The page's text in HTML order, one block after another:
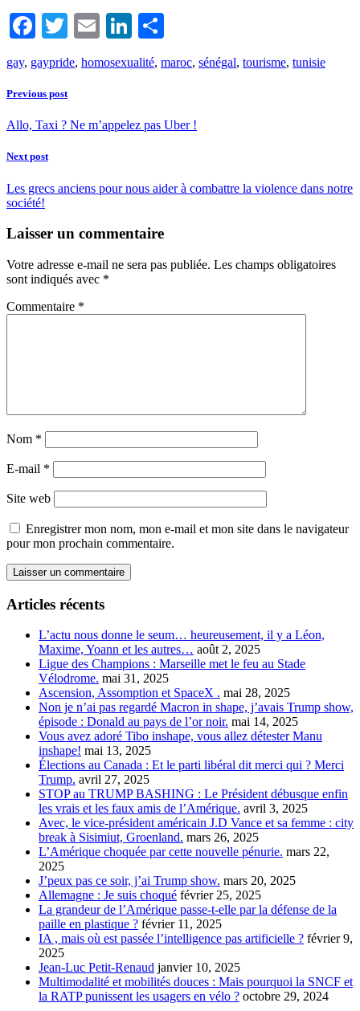
Facebook
TwitterEmailLinkedIn
gay, gaypride, homosexualité, maroc, sénégal, tourisme, tunisie
Previous post
Allo, Taxi ? Ne m’appelez pas Uber !
Next post
Les grecs anciens pour nous aider à combattre la violence dans notre
société!
Laisser un commentaire
Votre adresse e-mail ne sera pas publiée. Les champs obligatoires
sont indiqués avec *
Commentaire *
Nom *
E-mail *
Site web
Enregistrer mon nom, mon e-mail et mon site dans le navigateur
pour mon prochain commentaire.
Articles récents
L’actu nous donne le seum… heureusement, il y a Léon,
Maxime, Yoann et les autres… août 2, 2025
Ligue des Champions : Marseille met le feu au Stade
Vélodrome. mai 31, 2025
Ascension, Assomption et SpaceX . mai 28, 2025
Non je n’ai pas regardé Macron in shape, j’avais Trump show,
épisode : Donald au pays de l’or noir. mai 14, 2025
Vous avez adoré Tibo inshape, vous allez détester Manu
inshape! mai 13, 2025
Élections au Canada : Et le parti libéral dit merci qui ? Merci
Trump. avril 27, 2025
STOP au TRUMP BASHING : Le Président débusque enfin
les vrais et les faux amis de l’Amérique. avril 3, 2025
Avec, le vice-président américain J.D Vance et sa femme : city
break à Sisimiut, Groenland. mars 26, 2025
L’Amérique choquée par cette nouvelle pénurie. mars 22,
2025
J’peux pas ce soir, j’ai Trump show. mars 20, 2025
Allemagne : Je suis choqué février 25, 2025
La grandeur de l’Amérique passe-t-elle par la défense de la
paille en plastique ? février 11, 2025
IA , mais où est passée l’intelligence pas artificielle ? février 9,
2025
Jean-Luc Petit-Renaud janvier 10, 2025
Multimodalité et mobilités douces : Mais pourquoi la SNCF et
la RATP punissent les usagers en vélo ? octobre 29, 2024